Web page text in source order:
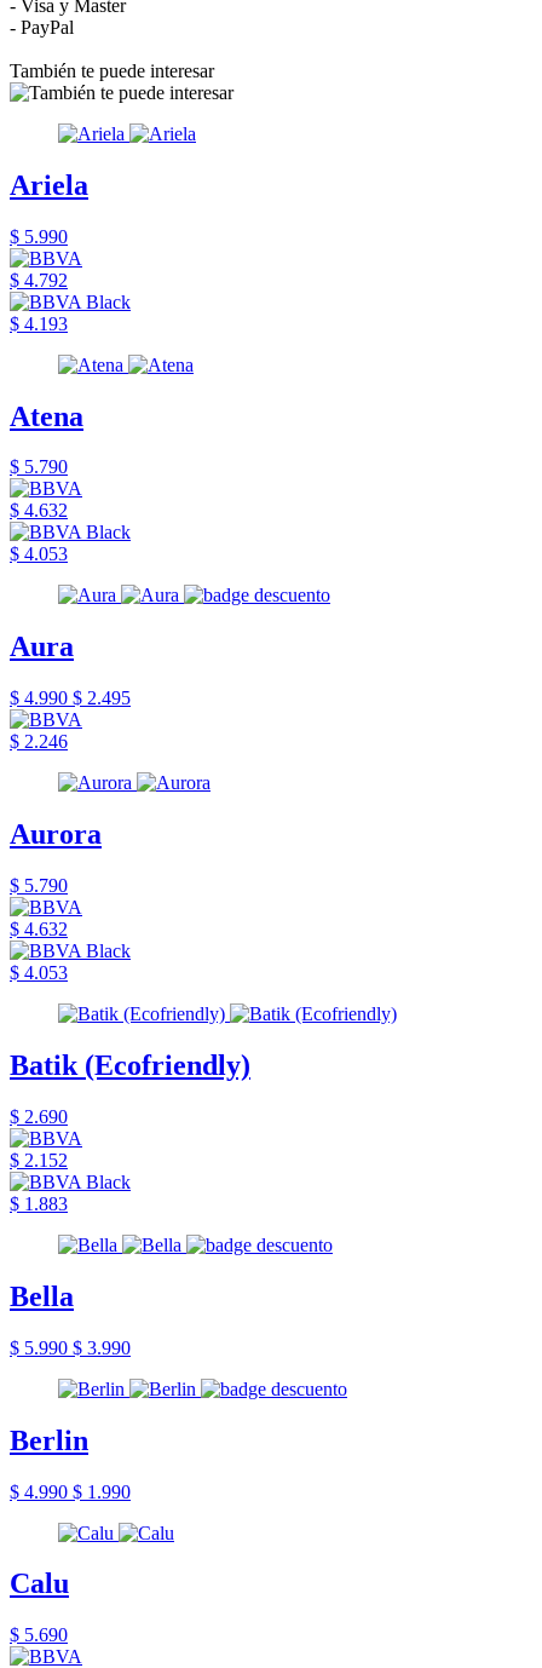
- Visa y Master
- PayPal
También te puede interesar
Ariela
$ 5.990
$ 4.792
$ 4.193
Atena
$ 5.790
$ 4.632
$ 4.053
Aura
$ 4.990 $ 2.495
$ 2.246
Aurora
$ 5.790
$ 4.632
$ 4.053
Batik (Ecofriendly)
$ 2.690
$ 2.152
$ 1.883
Bella
$ 5.990 $ 3.990
Berlin
$ 4.990 $ 1.990
Calu
$ 5.690